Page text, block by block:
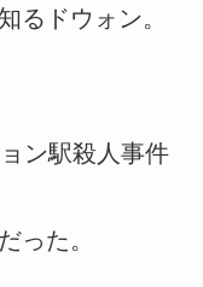
るドウォン。
ン駅殺人事件
った。